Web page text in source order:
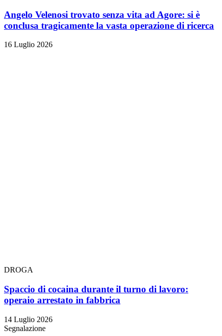
Angelo Velenosi trovato senza vita ad Agore: si è
conclusa tragicamente la vasta operazione di ricerca
16 Luglio 2026
DROGA
Spaccio di cocaina durante il turno di lavoro:
operaio arrestato in fabbrica
14 Luglio 2026
Segnalazione